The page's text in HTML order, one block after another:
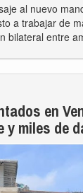
al nuevo
a trabajar de
bilateral entre
en
y miles de